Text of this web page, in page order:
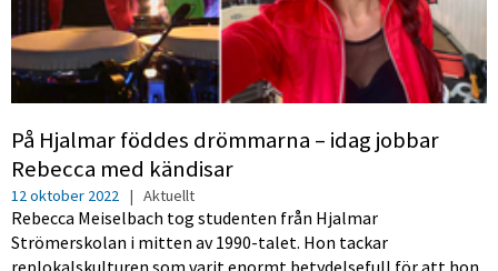
På Hjalmar föddes drömmarna – idag jobbar
Rebecca med kändisar
12 oktober 2022 | Aktuellt
Rebecca Meiselbach tog studenten från Hjalmar
Strömerskolan i mitten av 1990-talet. Hon tackar
replokalskulturen som varit enormt betydelsefull för att hon